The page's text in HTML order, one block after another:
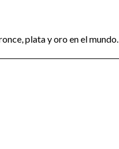
plata y oro en el mundo.